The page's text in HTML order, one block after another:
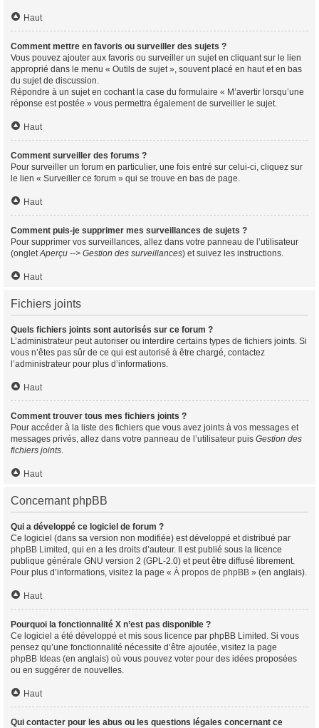
Haut
Comment mettre en favoris ou surveiller des sujets ?
Vous pouvez ajouter aux favoris ou surveiller un sujet en cliquant sur le lien
approprié dans le menu « Outils de sujet », souvent placé en haut et en bas
du sujet de discussion.
Répondre à un sujet en cochant la case du formulaire « M’avertir lorsqu’une
réponse est postée » vous permettra également de surveiller le sujet.
Haut
Comment surveiller des forums ?
Pour surveiller un forum en particulier, une fois entré sur celui-ci, cliquez sur
le lien « Surveiller ce forum » qui se trouve en bas de page.
Haut
Comment puis-je supprimer mes surveillances de sujets ?
Pour supprimer vos surveillances, allez dans votre panneau de l’utilisateur
(ongletAperçu --> Gestion des surveillances) et suivez les instructions.
Haut
Fichiers joints
Quels fichiers joints sont autorisés sur ce forum ?
L’administrateur peut autoriser ou interdire certains types de fichiers joints. Si
vous n’êtes pas sûr de ce qui est autorisé à être chargé, contactez
l’administrateur pour plus d’informations.
Haut
Comment trouver tous mes fichiers joints ?
Pour accéder à la liste des fichiers que vous avez joints à vos messages et
messages privés, allez dans votre panneau de l’utilisateur puis Gestion des
fichiers joints.
Haut
Concernant phpBB
Qui a développé ce logiciel de forum ?
Ce logiciel (dans sa version non modifiée) est développé et distribué par
phpBB Limited , qui en a les droits d’auteur. Il est publié sous la licence
publique générale GNU version 2 (GPL-2.0) et peut être diffusé librement.
Pour plus d’informations, visitez la page « À propos de phpBB » (en anglais).
Haut
Pourquoi la fonctionnalité X n’est pas disponible ?
Ce logiciel a été développé et mis sous licence par phpBB Limited. Si vous
pensez qu’une fonctionnalité nécessite d’être ajoutée, visitez la page
phpBB Ideas (en anglais) où vous pouvez voter pour des idées proposées
ou en suggérer de nouvelles.
Haut
Qui contacter pour les abus ou les questions légales concernant ce